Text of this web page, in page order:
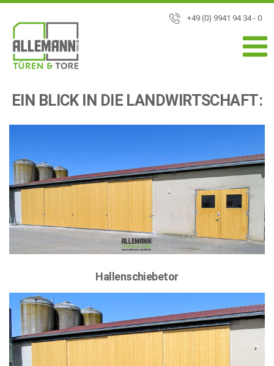
+49 (0) 9941 94 34 - 0
EIN BLICK IN DIE LANDWIRTSCHAFT:
Hallenschiebetor